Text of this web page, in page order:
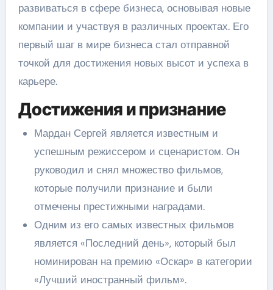
развиваться в сфере бизнеса, основывая новые
компании и участвуя в различных проектах. Его
первый шаг в мире бизнеса стал отправной
точкой для достижения новых высот и успеха в
карьере.
Достижения и признание
Мардан Сергей является известным и
успешным режиссером и сценаристом. Он
руководил и снял множество фильмов,
которые получили признание и были
отмечены престижными наградами.
Одним из его самых известных фильмов
является «Последний день», который был
номинирован на премию «Оскар» в категории
«Лучший иностранный фильм».